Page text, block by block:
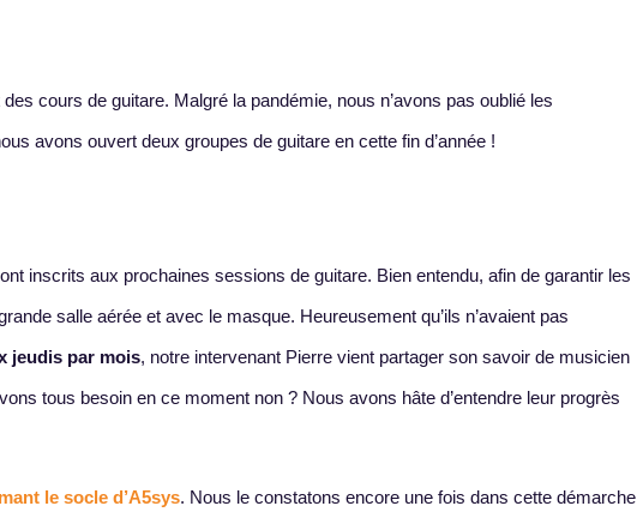
cours de guitare. Malgré la pandémie, nous n’avons pas oublié les
avons ouvert deux groupes de guitare en cette fin d’année !
inscrits aux prochaines sessions de guitare. Bien entendu, afin de garantir les
salle aérée et avec le masque. Heureusement qu’ils n’avaient pas
jeudis par mois, notre intervenant Pierre vient partager son savoir de musicien
tous besoin en ce moment non ? Nous avons hâte d’entendre leur progrès
le socle d’A5sys. Nous le constatons encore une fois dans cette démarche